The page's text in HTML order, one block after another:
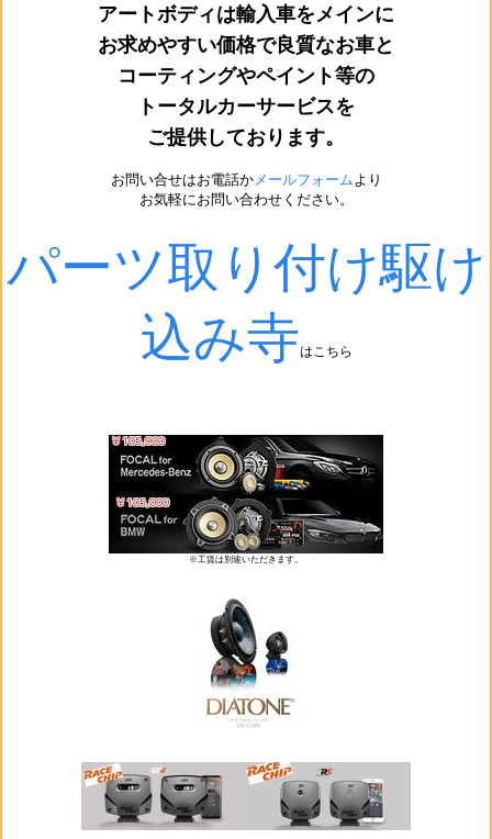
アートボディは輸入車をメインに
お求めやすい価格で良質なお車と
コーティングやペイント等の
トータルカーサービスを
ご提供しております。
お問い合せはお電話かメールフォームより
お気軽にお問い合わせください。
パーツ取り付け駆け
込み寺はこちら
※工賃は別途いただきます。